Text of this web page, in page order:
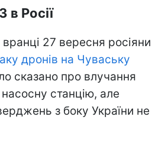
в Росії
27 вересня росіяни
дронів на Чуваську
сказано про влучання
насосну станцію, але
з боку України не